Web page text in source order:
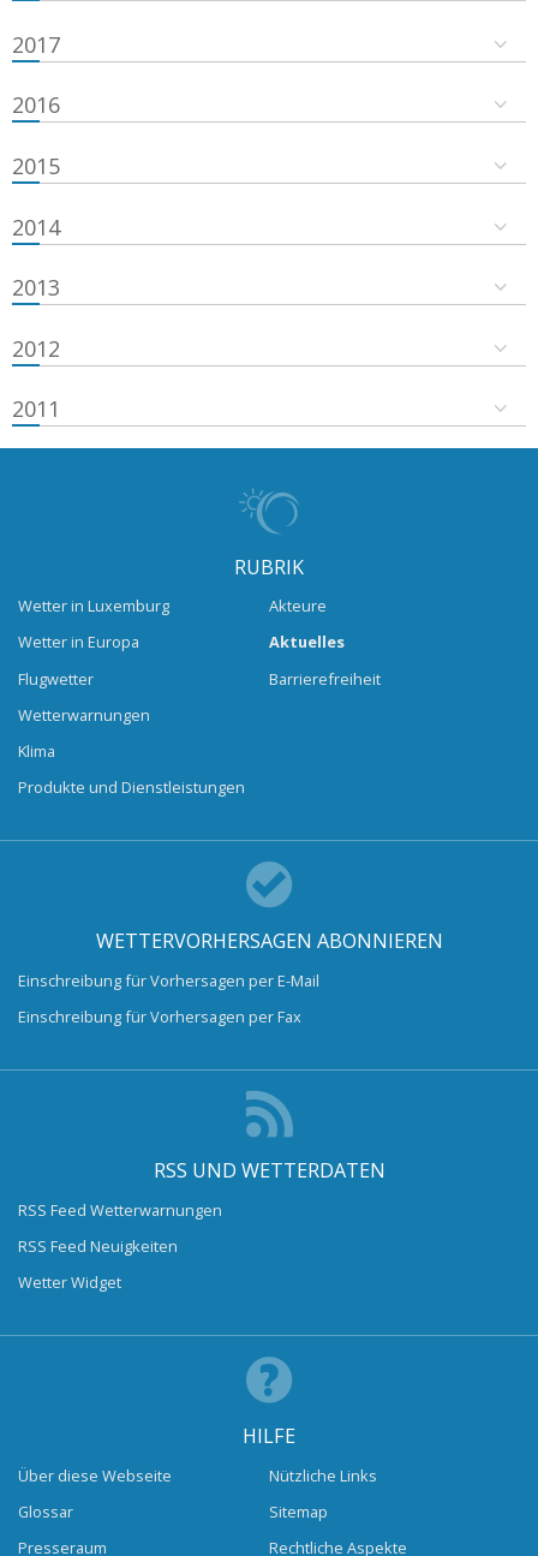
2017
2016
2015
2014
2013
2012
2011
RUBRIK
Wetter in Luxemburg
Wetter in Europa
Flugwetter
Wetterwarnungen
Klima
Produkte und Dienstleistungen
Akteure
Aktuelles
Barrierefreiheit
WETTERVORHERSAGEN ABONNIEREN
Einschreibung für Vorhersagen per E-Mail
Einschreibung für Vorhersagen per Fax
RSS UND WETTERDATEN
RSS Feed Wetterwarnungen
RSS Feed Neuigkeiten
Wetter Widget
HILFE
Über diese Webseite
Glossar
Presseraum
Nützliche Links
Sitemap
Rechtliche Aspekte